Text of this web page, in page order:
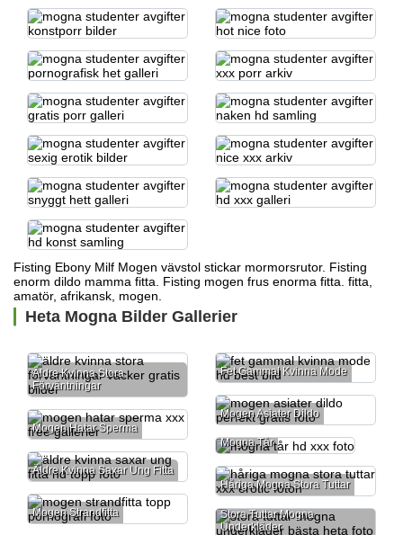
Fisting Ebony Milf Mogen vävstol stickar mormorsrutor. Fisting
enorm dildo mamma fitta. Fisting mogen frus enorma fitta. fitta,
amatör, afrikansk, mogen.
Heta Mogna Bilder Gallerier
Äldre Kvinna Stora
Förväntningar
Fet Gammal Kvinna Mode
Mogen Asiater Dildo
Mogen Hatar Sperma
Mogna Tår
Äldre Kvinna Saxar Ung Fitta
Håriga Mogna Stora Tuttar
Mogen Strandfitta
Stora Tuttar Mogna
Underkläder